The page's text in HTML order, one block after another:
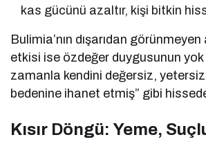
kas gücünü azaltır, kişi bitkin
Bulimia’nın dışarıdan görünmeyen
etkisi ise özdeğer duygusunun yok
zamanla kendini değersiz,
bedenine ihanet etmiş” gibi
Kısır Döngü: Yeme,